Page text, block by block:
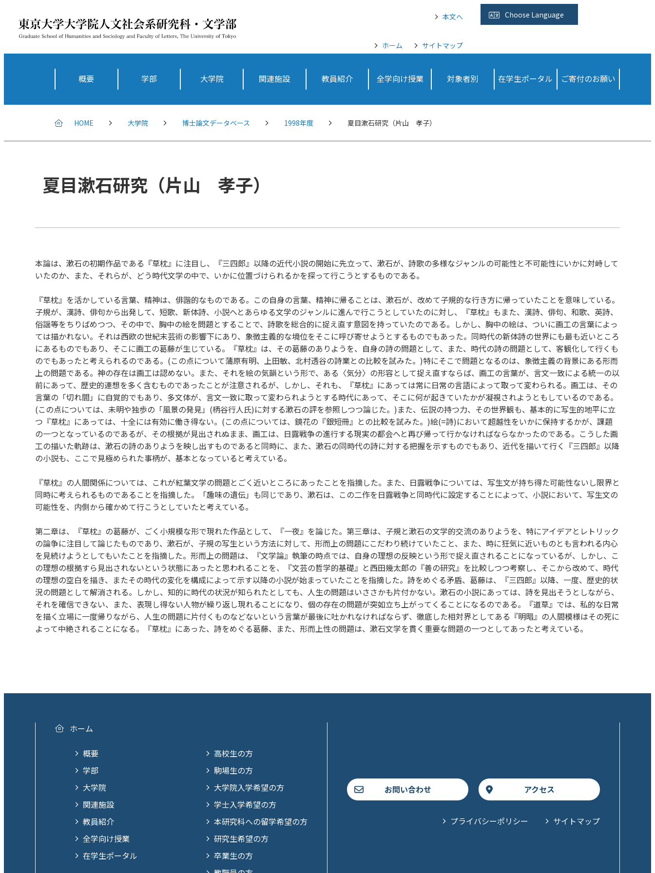
本文へ Choose Language
ホーム サイトマップ
概要 学部 大学院 関連施設 教員紹介 全学向け授業 対象者別 在学生ポータル ご寄付のお願い
HOME 大学院 博士論文データベース 1998年度 夏目漱石研究（片山 孝子）
夏目漱石研究（片山 孝子）
本論は、漱石の初期作品である『草枕』に注目し、『三四郎』以降の近代小説の開始に先立って、漱石が、詩歌の多様なジャンルの可能性と不可能性にいかに対峙して
いたのか、また、それらが、どう時代文学の中で、いかに位置づけられるかを探って行こうとするものである。
『草枕』を活かしている言葉、精神は、俳諧的なものである。この自身の言葉、精神に帰ることは、漱石が、改めて子規的な行き方に帰っていたことを意味している。
子規が、漢詩、俳句から出発して、短歌、新体詩、小説へとあらゆる文学のジャンルに進んで行こうとしていたのに対し、『草枕』もまた、漢詩、俳句、和歌、英詩、
俗謡等をちりばめつつ、その中で、胸中の絵を問題とすることで、詩歌を総合的に捉え直す意図を持っていたのである。しかし、胸中の絵は、ついに画工の言葉によっ
ては描かれない。それは西欧の世紀末芸術の影響下にあり、象徴主義的な境位をそこに呼び寄せようとするものでもあった。同時代の新体詩の世界にも最も近いところ
にあるものでもあり、そこに画工の葛藤が生じている。『草枕』は、その葛藤のありようを、自身の詩の問題として、また、時代の詩の問題として、客観化して行くも
のでもあったと考えられるのである。(この点について蒲原有明、上田敏、北村透谷の詩業との比較を試みた。)特にそこで問題となるのは、象徴主義の背景にある形而
上の問題である。神の存在は画工は認めない。また、それを絵の気韻という形で、ある〈気分〉の形容として捉え直すならば、画工の言葉が、言文一致による統一の以
前にあって、歴史的連想を多く含むものであったことが注意されるが、しかし、それも、『草枕』にあっては常に日常の言語によって取って変わられる。画工は、その
言葉の「切れ間」に自覚的でもあり、多文体が、言文一致に取って変わられようとする時代にあって、そこに何が起きていたかが凝視されようともしているのである。
(この点については、未明や独歩の「風景の発見」(柄谷行人氏)に対する漱石の評を参照しつつ論じた。)また、伝説の持つ力、その世界観も、基本的に写生的地平に立
つ『草枕』にあっては、十全には有効に働き得ない。(この点については、鏡花の『銀短冊』との比較を試みた。)絵(=詩)において超越性をいかに保持するかが、課題
の一つとなっているのであるが、その根拠が見出されぬまま、画工は、日露戦争の進行する現実の都会へと再び帰って行かなければならなかったのである。こうした画
工の描いた軌跡は、漱石の詩のありようを映し出すものであると同時に、また、漱石の同時代の詩に対する把握を示すものでもあり、近代を描いて行く『三四郎』以降
の小説も、ここで見極められた事柄が、基本となっていると考えている。
『草枕』の人間関係については、これが紅葉文学の問題とごく近いところにあったことを指摘した。また、日露戦争については、写生文が持ち得た可能性ないし限界と
同時に考えられるものであることを指摘した。「趣味の遺伝」も同じであり、漱石は、この二作を日露戦争と同時代に設定することによって、小説において、写生文の
可能性を、内側から確かめて行こうとしていたと考えている。
第二章は、『草枕』の葛藤が、ごく小規模な形で現れた作品として、『一夜』を論じた。第三章は、子規と漱石の文学的交流のありようを、特にアイデアとレトリック
の論争に注目して論じたものであり、漱石が、子規の写生という方法に対して、形而上の問題にこだわり続けていたこと、また、時に狂気に近いものとも言われる内心
を見続けようとしてもいたことを指摘した。形而上の問題は、『文学論』執筆の時点では、自身の理想の反映という形で捉え直されることになっているが、しかし、こ
の理想の根拠すら見出されないという状態にあったと思われることを、『文芸の哲学的基礎』と西田幾太郎の『善の研究』を比較しつつ考察し、そこから改めて、時代
の理想の空白を描き、またその時代の変化を構成によって示す以降の小説が始まっていたことを指摘した。詩をめぐる矛盾、葛藤は、『三四郎』以降、一度、歴史的状
況の問題として解消される。しかし、知的に時代の状況が知られたとしても、人生の問題はいささかも片付かない。漱石の小説にあっては、詩を見出そうとしながら、
それを確信できない、また、表現し得ない人物が繰り返し現れることになり、個の存在の問題が突如立ち上がってくることになるのである。『道草』では、私的な日常
を描く立場に一度帰りながら、人生の問題に片付くものなどないという言葉が最後に吐かれなければならず、徹底した相対界としてある『明暗』の人間模様はその死に
よって中絶されることになる。『草枕』にあった、詩をめぐる葛藤、また、形而上性の問題は、漱石文学を貫く重要な問題の一つとしてあったと考えている。
ホーム
概要
学部
大学院
関連施設
教員紹介
全学向け授業
在学生ポータル
高校生の方
駒場生の方
大学院入学希望の方
学士入学希望の方
本研究科への留学希望の方
研究生希望の方
卒業生の方
お問い合わせ アクセス
プライバシーポリシー サイトマップ